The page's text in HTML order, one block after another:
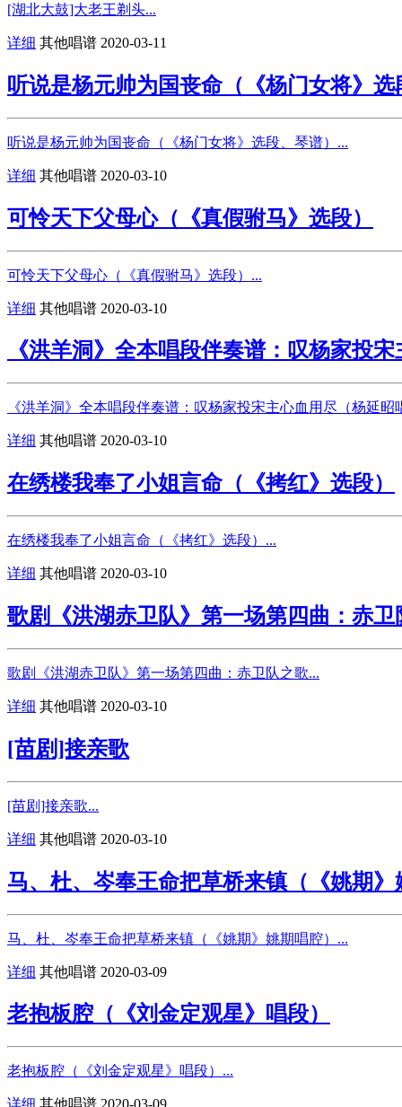
[湖北大鼓]大老王剃头...
详细 其他唱谱 2020-03-11
听说是杨元帅为国丧命（《杨门女将》选
听说是杨元帅为国丧命（《杨门女将》选段、琴谱）...
详细 其他唱谱 2020-03-10
可怜天下父母心（《真假驸马》选段）
可怜天下父母心（《真假驸马》选段）...
详细 其他唱谱 2020-03-10
《洪羊洞》全本唱段伴奏谱：叹杨家投宋
《洪羊洞》全本唱段伴奏谱：叹杨家投宋主心血用尽（杨延昭
详细 其他唱谱 2020-03-10
在绣楼我奉了小姐言命（《拷红》选段）
在绣楼我奉了小姐言命（《拷红》选段）...
详细 其他唱谱 2020-03-10
歌剧《洪湖赤卫队》第一场第四曲：赤卫
歌剧《洪湖赤卫队》第一场第四曲：赤卫队之歌...
详细 其他唱谱 2020-03-10
[苗剧]接亲歌
[苗剧]接亲歌...
详细 其他唱谱 2020-03-10
马、杜、岑奉王命把草桥来镇（《姚期》
马、杜、岑奉王命把草桥来镇（《姚期》姚期唱腔）...
详细 其他唱谱 2020-03-09
老抱板腔（《刘金定观星》唱段）
老抱板腔（《刘金定观星》唱段）...